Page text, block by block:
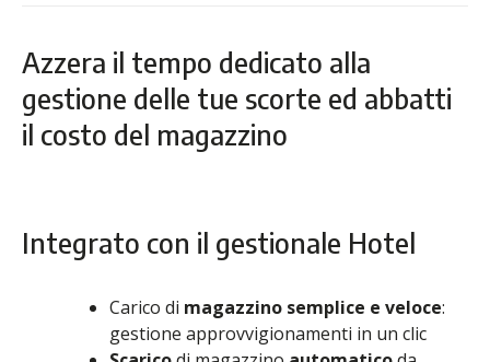
Azzera il tempo dedicato alla
gestione delle tue scorte ed abbatti
il costo del magazzino
Integrato con il gestionale Hotel
Carico di magazzino semplice e veloce:
gestione approvvigionamenti in un clic